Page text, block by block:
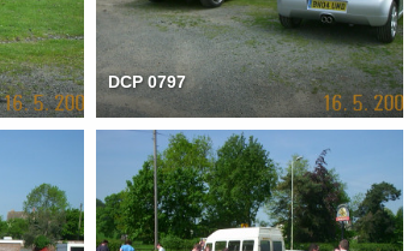
DCP 0797